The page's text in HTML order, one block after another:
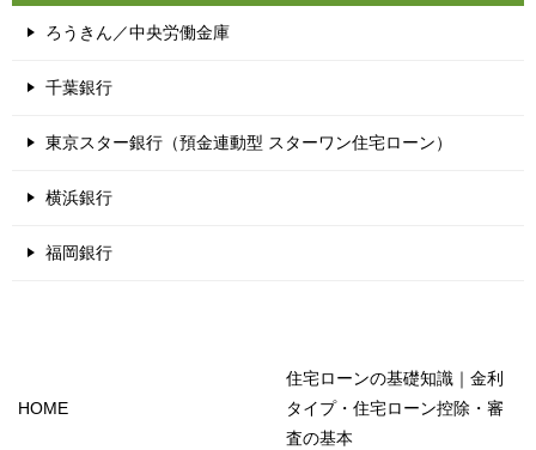
ろうきん／中央労働金庫
千葉銀行
東京スター銀行（預金連動型 スターワン住宅ローン）
横浜銀行
福岡銀行
HOME
住宅ローンの基礎知識｜金利
タイプ・住宅ローン控除・審
査の基本